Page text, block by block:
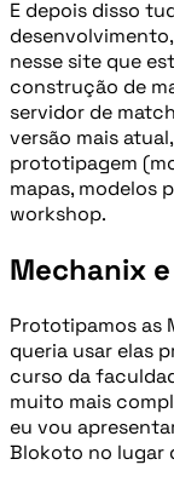
E depois disso
nesse site que
construção de
servidor de
versão mais
prototipagem
mapas, modelos
workshop.
Mechanix e
Prototipamos as
queria usar elas
curso da
muito mais
eu vou
Blokoto no lugar